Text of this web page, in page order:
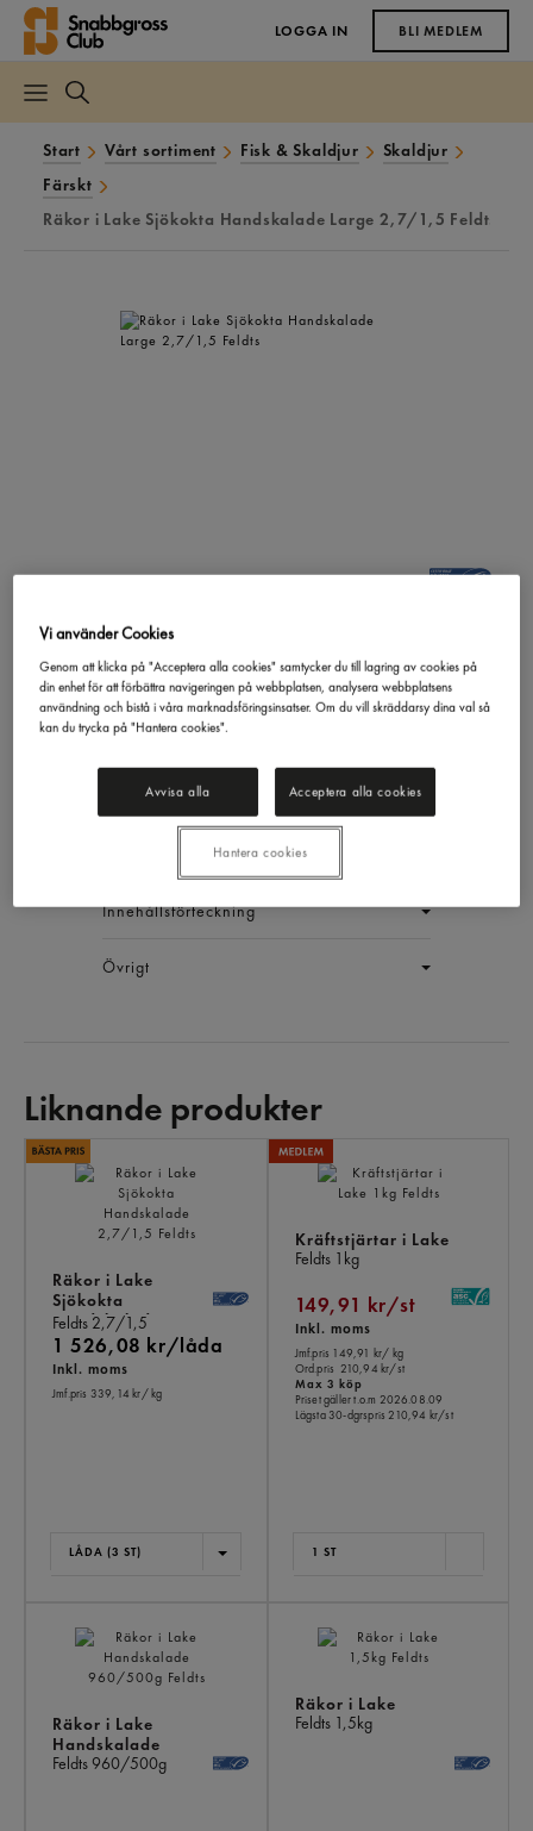
LOGGA IN BLI MEDLEM
Start Vårt sortiment Fisk & Skaldjur
Skaldjur
Färskt
Räkor i Lake Sjökokta Handskalade Large 2,7/1,5 Feldts
Räkor i Lake Sjökokta
Handskalade Large
Feldts
2,7/1,5
LOGGA IN
Generell produktinfo
Innehållsförteckning
Övrigt
Liknande produkter
Räkor i Lake
Sjökokta
Handskalade
Feldts 2,7/1,5
1 526,08 kr/låda
Inkl. moms
Jmf.pris 339,14 kr/ kg
LÅDA (3 ST)
Kräftstjärtar i Lake
Feldts 1kg
149,91 kr/st
Inkl. moms
Jmf.pris 149,91 kr/ kg
Ord.pris 210,94 kr/st
Max 3 köp
Priset gäller t.o.m 2026.08.09
Lägsta 30-dgrspris 210,94 kr/st
1 ST
Räkor i Lake
Handskalade
Feldts960/500g
Räkor i Lake
Feldts 1,5kg
Vi använder Cookies
Genom att klicka på "Acceptera alla cookies" samtycker du till lagring av cookies på
din enhet för att förbättra navigeringen på webbplatsen, analysera webbplatsens
användning och bistå i våra marknadsföringsinsatser. Om du vill skräddarsy dina val så
kan du trycka på "Hantera cookies".
Avvisa alla Acceptera alla cookies
Hantera cookies